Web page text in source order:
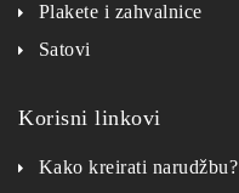
Plakete i zahvalnice
Satovi
Korisni linkovi
Kako kreirati narudžbu?